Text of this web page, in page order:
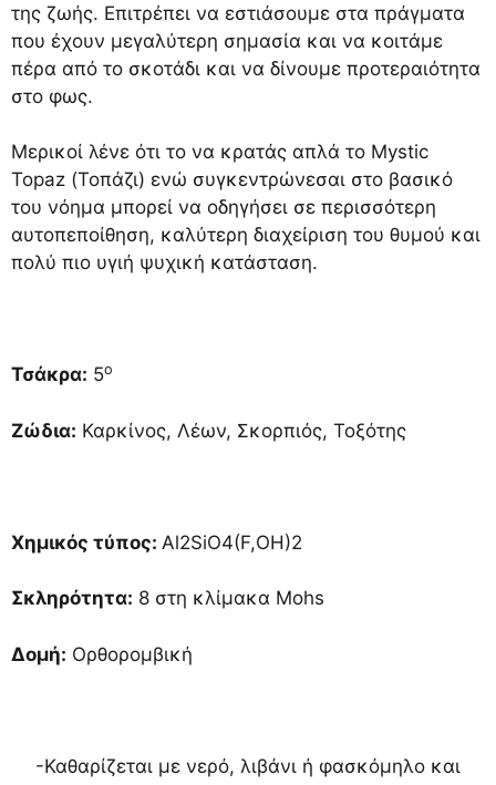
της ζωής. Επιτρέπει να εστιάσουμε στα πράγματα
που έχουν μεγαλύτερη σημασία και να κοιτάμε
πέρα ​​από το σκοτάδι και να δίνουμε προτεραιότητα
στο φως.
Μερικοί λένε ότι το να κρατάς απλά το Mystic
Topaz (Τοπάζι) ενώ συγκεντρώνεσαι στο βασικό
του νόημα μπορεί να οδηγήσει σε περισσότερη
αυτοπεποίθηση, καλύτερη διαχείριση του θυμού και
πολύ πιο υγιή ψυχική κατάσταση.
Τσάκρα: 5ο
Ζώδια: Καρκίνος, Λέων, Σκορπιός, Τοξότης
Χημικός τύπος: Al2SiO4(F,OH)2
Σκληρότητα: 8 στη κλίμακα Mohs
Δομή: Ορθορομβική
-Καθαρίζεται με νερό, λιβάνι ή φασκόμηλο και